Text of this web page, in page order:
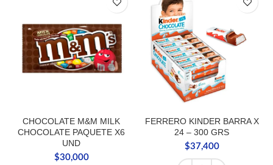
CHOCOLATE M&M MILK
CHOCOLATE PAQUETE X6
UND
$30,000
FERRERO KINDER BARRA X
24 – 300 GRS
$37,400